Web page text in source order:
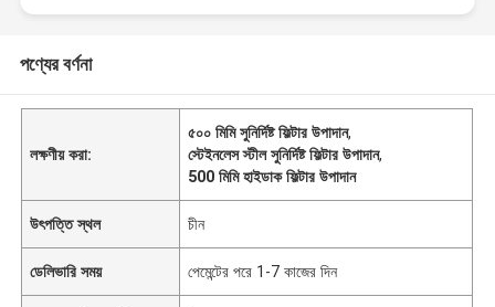
পণ্যের বর্ণনা
লক্ষণীয় করা:
৫০০ মিমি সুনির্দিষ্ট ফিল্টার উপাদান,
স্টেইনলেস স্টীল সুনির্দিষ্ট ফিল্টার উপাদান,
500 মিমি হাইডাক ফিল্টার উপাদান
উৎপত্তি স্থল চীন
ডেলিভারি সময় পেমেন্টের পরে 1-7 কাজের দিন